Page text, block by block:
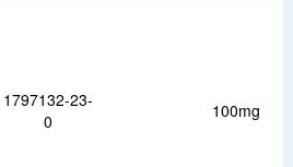
1797132-23-
0
100mg